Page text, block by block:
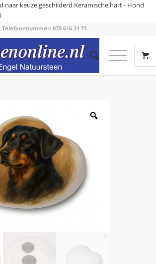
naar keuze geschilderd Keramische hart - Hond
Telefoonnummer: 075 616 31 71